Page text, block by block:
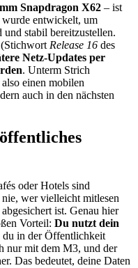
Snapdragon X62 – ist
entwickelt, um
und stabil bereitzustellen.
Release 16 des
Netz-Updates per
. Unterm Strich
einen mobilen
auch in den nächsten
oder Hotels sind
wer vielleicht mitlesen
ist. Genau hier
Vorteil: Du nutzt dein
du in der Öffentlichkeit
nur mit dem M3, und der
Das bedeutet, deine Daten